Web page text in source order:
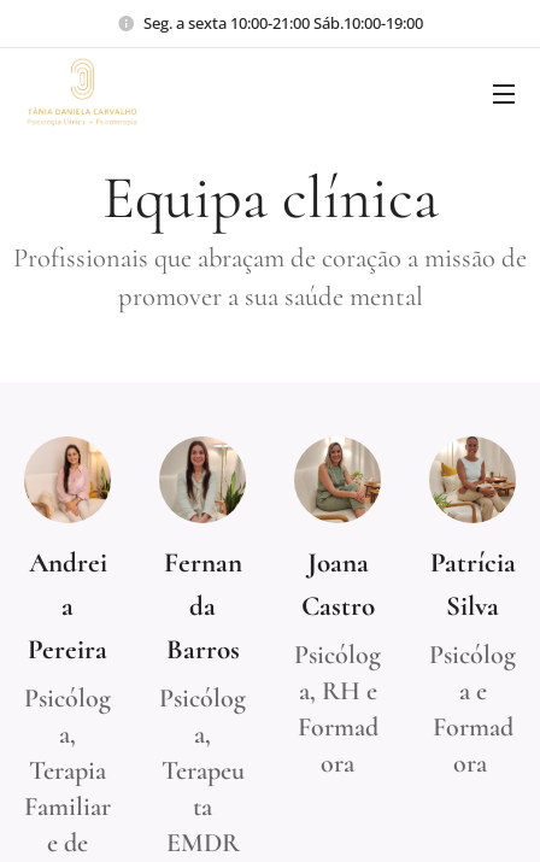
Seg. a sexta 10:00-21:00 Sáb.10:00-19:00
Equipa clínica
Profissionais que abraçam de coração a missão de
promover a sua saúde mental
Andrei
a
Pereira
Psicólog
a,
Terapia
Familiar
e de
Fernan
da
Barros
Psicólog
a,
Terapeu
ta
EMDR
Joana
Castro
Psicólog
a, RH e
Formad
ora
Patrícia
Silva
Psicólog
a e
Formad
ora